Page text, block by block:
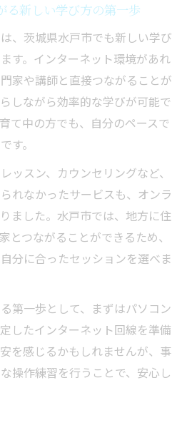
けられる多彩なサポート体
ラインセッションを選ぶメリ
加がもたらす移動時間の節約
境の進化で安心感が高まる背
応が地域の交流を深める理由
インの魅力を体験しよう
学ぶ楽しさと柔軟な活用例
境によるスキル習得のコツ
で広がる新しい人脈づくり
用した自己啓発の方法
る水戸市のオンライン環境
る新しい学び方の第一歩
、茨城県水戸市でも新しい学び
す。インターネット環境があれ
家や講師と直接つながることが
しながら効率的な学びが可能で
て中の方でも、自分のペースで
す。
ッスン、カウンセリングなど、
れなかったサービスも、オンラ
ました。水戸市では、地方に住
とつながることができるため、
分に合ったセッションを選べま
第一歩として、まずはパソコン
したインターネット回線を準備
を感じるかもしれませんが、事
操作練習を行うことで、安心し